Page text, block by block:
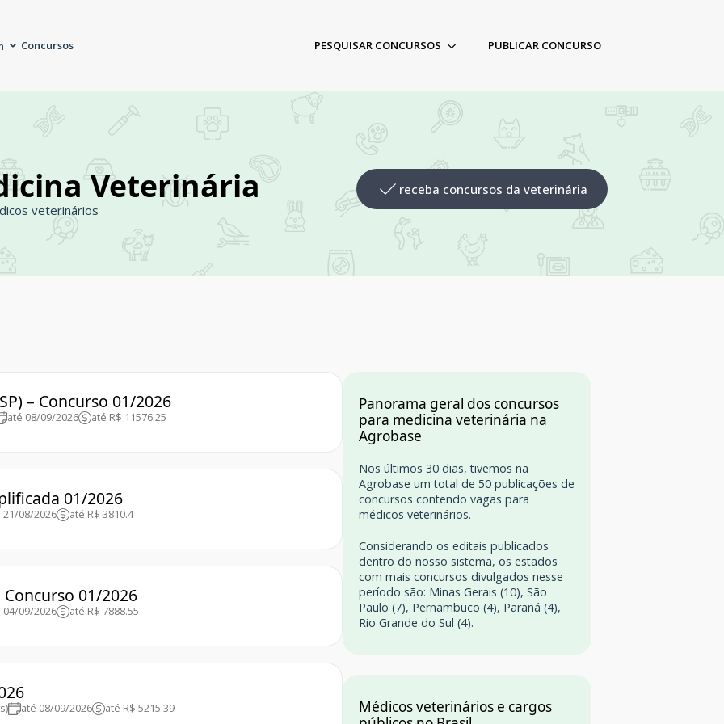
Concursos PESQUISAR CONCURSOS PUBLICAR CONCURSO
Veterinária
veterinários
receba concursos da veterinária
– Concurso 01/2026
até 08/09/2026 até R$ 11576.25
01/2026
21/08/2026 até R$ 3810.4
01/2026
04/09/2026 até R$ 7888.55
até 08/09/2026 até R$ 5215.39
Panorama geral dos concursos
para medicina veterinária na
Agrobase
Nos últimos 30 dias, tivemos na
Agrobase um total de 50 publicações de
concursos contendo vagas para
médicos veterinários.
Considerando os editais publicados
dentro do nosso sistema, os estados
com mais concursos divulgados nesse
período são: Minas Gerais (10), São
Paulo (7), Pernambuco (4), Paraná (4),
Rio Grande do Sul (4).
Médicos veterinários e cargos